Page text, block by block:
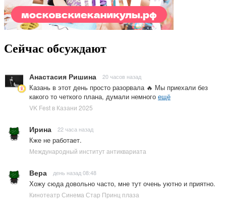
Сейчас обсуждают
Анастасия Ришина 20 часов назад
Казань в этот день просто разорвала 🔥 Мы приехали без
какого то четкого плана, думали немного ещё
VK Fest в Казани 2025
Ирина 22 часа назад
Кже не работает.
Международный институт антиквариата
Вера день назад 08:48
Хожу сюда довольно часто, мне тут очень уютно и приятно.
Кинотеатр Синема Стар Принц плаза